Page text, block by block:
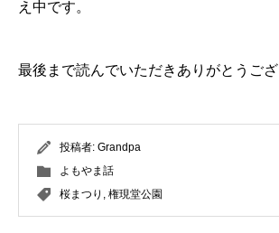
え中です。
最後まで読んでいただきありがとうござ
投稿者: Grandpa
よもやま話
桜まつり
権現堂公園